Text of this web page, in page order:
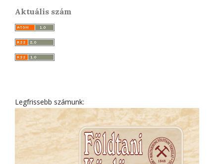
Aktuális szám
Legfrissebb számunk: